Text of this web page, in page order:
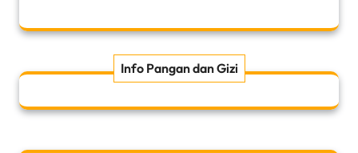
Info Pangan dan Gizi